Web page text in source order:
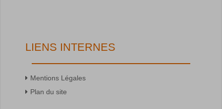
LIENS INTERNES
Mentions Légales
Plan du site